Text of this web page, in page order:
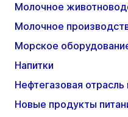
Молочное
Молочное
Морское
Напитки
Нефтегазовая отрасль
Новые продукты